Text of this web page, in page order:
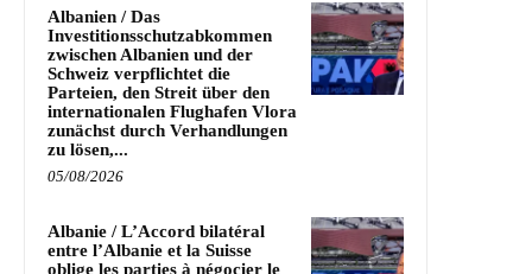
Albanien / Das
Investitionsschutzabkommen
zwischen Albanien und der
Schweiz verpflichtet die
Parteien, den Streit über den
internationalen Flughafen Vlora
zunächst durch Verhandlungen
zu lösen,...
05/08/2026
Albanie / L’Accord bilatéral
entre l’Albanie et la Suisse
oblige les parties à négocier le